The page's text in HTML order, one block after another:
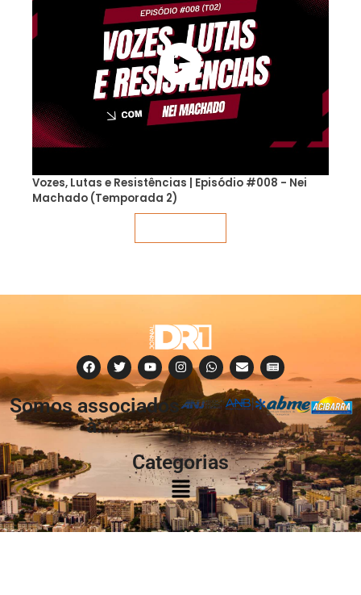
Vozes, Lutas e Resistências | Episódio #008 - Nei
Machado (Temporada 2)
Somos associados
à:
Categorias